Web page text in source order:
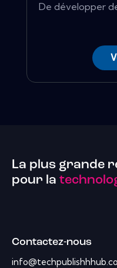
De développer
La plus grande
pour la
Contactez-nous